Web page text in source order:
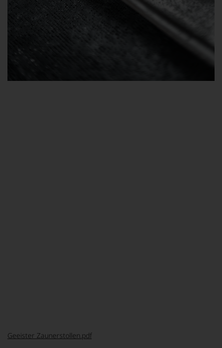
Geeister Zaunerstollen.pdf